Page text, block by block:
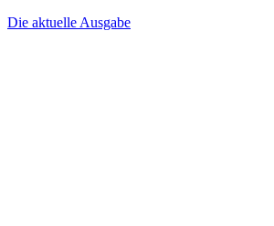
Die aktuelle Ausgabe